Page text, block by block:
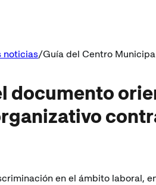
noticias Guía del Centro
documento
en el ámbito laboral,